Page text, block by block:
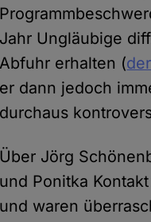
Jahr Ungläubige
Abfuhr erhalten (der
er dann jedoch
durchaus
Über Jörg
und Ponitka
und waren